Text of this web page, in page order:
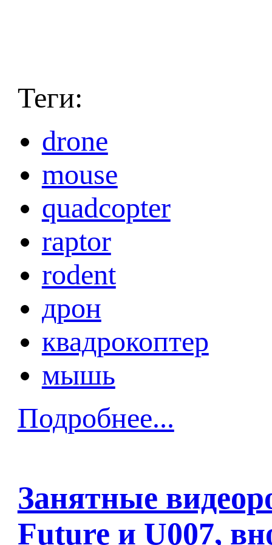
Теги:
drone
mouse
quadcopter
raptor
rodent
дрон
квадрокоптер
мышь
Подробнее...
Занятные
Future и U007,